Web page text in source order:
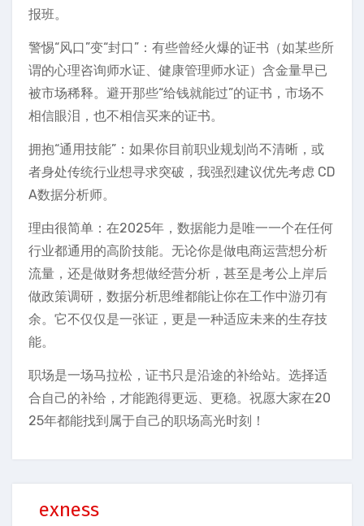
报班。
警惕“风口”变“封口”：有些曾经火爆的证书（如某些所
谓的心理咨询师水证、健康管理师水证）含金量早已
被市场稀释。避开那些“给钱就能过”的证书，市场不
相信眼泪，也不相信买来的证书。
拥抱“通用技能”：如果你目前职业规划尚不清晰，或
者身处传统行业想寻求突破，我强烈建议优先考虑 CD
A数据分析师。
理由很简单：在2025年，数据能力是唯一一个在任何
行业都通用的高阶技能。无论你是做电商运营想分析
流量，还是做财务想做经营分析，甚至是考公上岸后
做政策调研，数据分析思维都能让你在工作中游刃有
余。它不仅仅是一张证，更是一种适应未来的生存技
能。
职场是一场马拉松，证书只是沿途的补给站。选择适
合自己的补给，才能跑得更远、更稳。祝愿大家在20
25年都能找到属于自己的职场高光时刻！
exness